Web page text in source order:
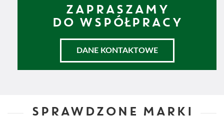
ZAPRASZAMY
DO WSPÓŁPRACY
DANE KONTAKTOWE
SPRAWDZONE MARKI